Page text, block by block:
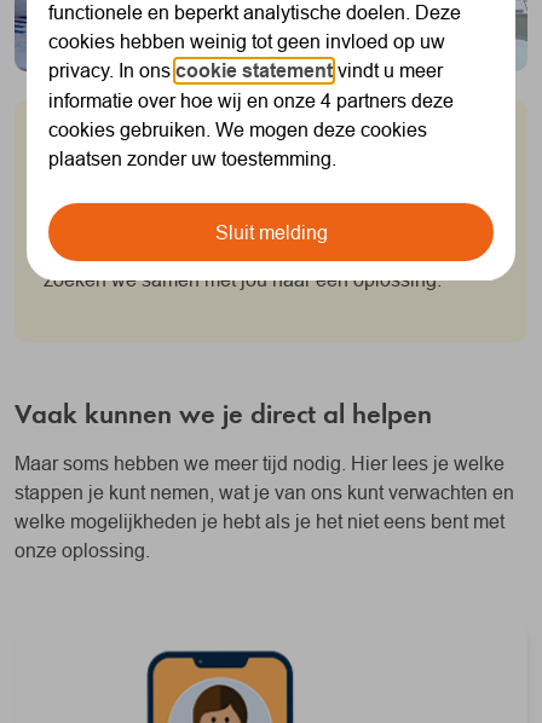
Niet helemaal tevreden?
een goede service van ons ontvangt. Het kan
voorkomen dat je toch niet tevreden bent. Dan
zoeken we samen met jou naar een oplossing.
Vaak kunnen we je direct al helpen
Maar soms hebben we meer tijd nodig. Hier lees je welke
stappen je kunt nemen, wat je van ons kunt verwachten en
welke mogelijkheden je hebt als je het niet eens bent met
onze oplossing.
functionele en beperkt analytische doelen. Deze
cookies hebben weinig tot geen invloed op uw
privacy. In onscookie statement vindt u meer
informatie over hoe wij en onze 4 partners deze
cookies gebruiken. We mogen deze cookies
plaatsen zonder uw toestemming.
Sluit melding